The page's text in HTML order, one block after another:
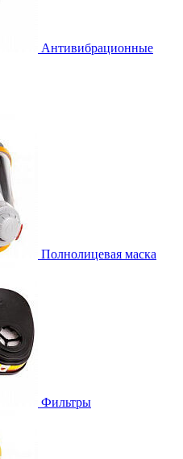
Антивибрационные
Полнолицевая маска
Фильтры